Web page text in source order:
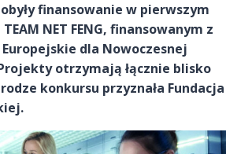
finansowanie w pierwszym
NET FENG, finansowanym z
dla Nowoczesnej
otrzymają łącznie blisko
konkursu przyznała Fundacja